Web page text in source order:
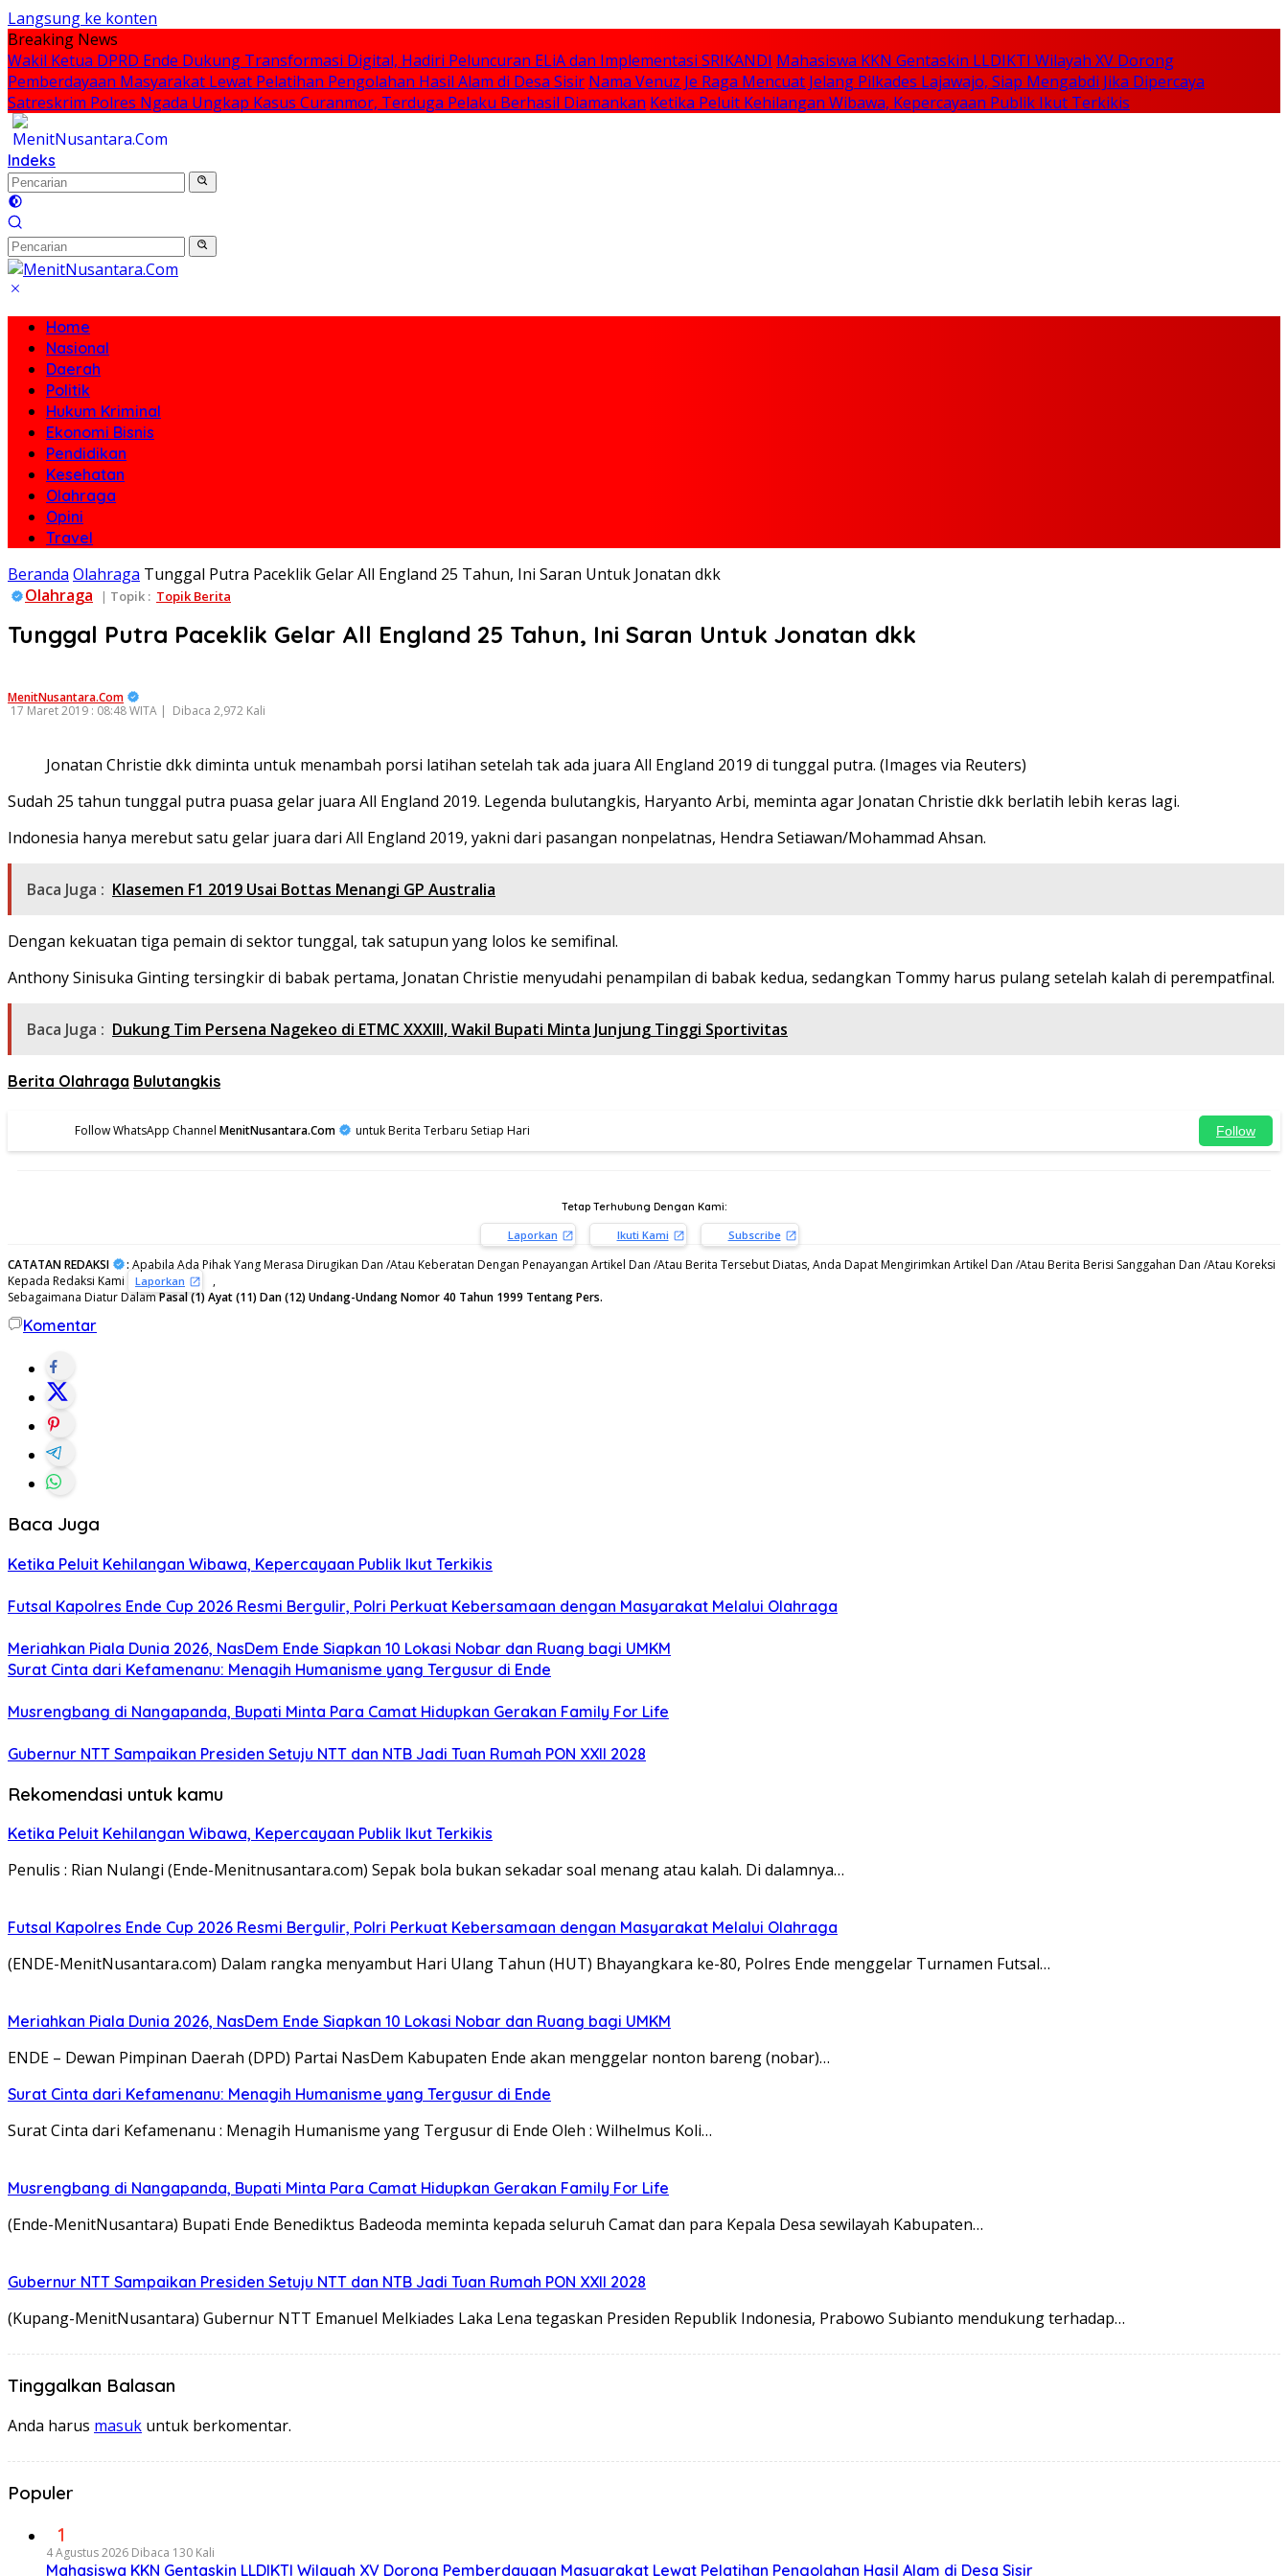
Langsung ke konten
Breaking News
Wakil Ketua DPRD Ende Dukung Transformasi Digital, Hadiri Peluncuran ELiA dan Implementasi SRIKANDI Mahasiswa KKN Gentaskin LLDIKTI Wilayah XV Dorong
Pemberdayaan Masyarakat Lewat Pelatihan Pengolahan Hasil Alam di Desa Sisir Nama Venuz Je Raga Mencuat Jelang Pilkades Lajawajo, Siap Mengabdi Jika Dipercaya
Satreskrim Polres Ngada Ungkap Kasus Curanmor, Terduga Pelaku Berhasil Diamankan Ketika Peluit Kehilangan Wibawa, Kepercayaan Publik Ikut Terkikis
Indeks
Home
Nasional
Daerah
Politik
Hukum Kriminal
Ekonomi Bisnis
Pendidikan
Kesehatan
Olahraga
Opini
Travel
Beranda Olahraga Tunggal Putra Paceklik Gelar All England 25 Tahun, Ini Saran Untuk Jonatan dkk
Olahraga
| Topik : Topik Berita
Tunggal Putra Paceklik Gelar All England 25 Tahun, Ini Saran Untuk Jonatan dkk
MenitNusantara.Com
17 Maret 2019 : 08:48 WITA | Dibaca 2,972 Kali
Jonatan Christie dkk diminta untuk menambah porsi latihan setelah tak ada juara All England 2019 di tunggal putra. (Images via Reuters)
Sudah 25 tahun tunggal putra puasa gelar juara All England 2019. Legenda bulutangkis, Haryanto Arbi, meminta agar Jonatan Christie dkk berlatih lebih keras lagi.
Indonesia hanya merebut satu gelar juara dari All England 2019, yakni dari pasangan nonpelatnas, Hendra Setiawan/Mohammad Ahsan.
Baca Juga : Klasemen F1 2019 Usai Bottas Menangi GP Australia
Dengan kekuatan tiga pemain di sektor tunggal, tak satupun yang lolos ke semifinal.
Anthony Sinisuka Ginting tersingkir di babak pertama, Jonatan Christie menyudahi penampilan di babak kedua, sedangkan Tommy harus pulang setelah kalah di perempatfinal.
Baca Juga : Dukung Tim Persena Nagekeo di ETMC XXXlll, Wakil Bupati Minta Junjung Tinggi Sportivitas
Berita Olahraga Bulutangkis
Follow WhatsApp Channel MenitNusantara.Com untuk Berita Terbaru Setiap Hari Follow
Tetap Terhubung Dengan Kami:
Laporkan Ikuti Kami Subscribe
CATATAN REDAKSI : Apabila Ada Pihak Yang Merasa Dirugikan Dan /Atau Keberatan Dengan Penayangan Artikel Dan /Atau Berita Tersebut Diatas, Anda Dapat Mengirimkan Artikel Dan /Atau Berita Berisi Sanggahan Dan /Atau Koreksi
Kepada Redaksi Kami
Laporkan
,
Sebagaimana Diatur DalamPasal (1) Ayat (11) Dan (12) Undang-Undang Nomor 40 Tahun 1999 Tentang Pers.
Komentar
Baca Juga
Ketika Peluit Kehilangan Wibawa, Kepercayaan Publik Ikut Terkikis
Futsal Kapolres Ende Cup 2026 Resmi Bergulir, Polri Perkuat Kebersamaan dengan Masyarakat Melalui Olahraga
Meriahkan Piala Dunia 2026, NasDem Ende Siapkan 10 Lokasi Nobar dan Ruang bagi UMKM
Surat Cinta dari Kefamenanu: Menagih Humanisme yang Tergusur di Ende
Musrengbang di Nangapanda, Bupati Minta Para Camat Hidupkan Gerakan Family For Life
Gubernur NTT Sampaikan Presiden Setuju NTT dan NTB Jadi Tuan Rumah PON XXll 2028
Rekomendasi untuk kamu
Ketika Peluit Kehilangan Wibawa, Kepercayaan Publik Ikut Terkikis
Penulis : Rian Nulangi (Ende-Menitnusantara.com) Sepak bola bukan sekadar soal menang atau kalah. Di dalamnya…
Futsal Kapolres Ende Cup 2026 Resmi Bergulir, Polri Perkuat Kebersamaan dengan Masyarakat Melalui Olahraga
(ENDE-MenitNusantara.com) Dalam rangka menyambut Hari Ulang Tahun (HUT) Bhayangkara ke-80, Polres Ende menggelar Turnamen Futsal…
Meriahkan Piala Dunia 2026, NasDem Ende Siapkan 10 Lokasi Nobar dan Ruang bagi UMKM
ENDE – Dewan Pimpinan Daerah (DPD) Partai NasDem Kabupaten Ende akan menggelar nonton bareng (nobar)…
Surat Cinta dari Kefamenanu: Menagih Humanisme yang Tergusur di Ende
Surat Cinta dari Kefamenanu : Menagih Humanisme yang Tergusur di Ende Oleh : Wilhelmus Koli…
Musrengbang di Nangapanda, Bupati Minta Para Camat Hidupkan Gerakan Family For Life
(Ende-MenitNusantara) Bupati Ende Benediktus Badeoda meminta kepada seluruh Camat dan para Kepala Desa sewilayah Kabupaten…
Gubernur NTT Sampaikan Presiden Setuju NTT dan NTB Jadi Tuan Rumah PON XXll 2028
(Kupang-MenitNusantara) Gubernur NTT Emanuel Melkiades Laka Lena tegaskan Presiden Republik Indonesia, Prabowo Subianto mendukung terhadap…
Tinggalkan Balasan
Anda harus masuk untuk berkomentar.
Populer
1
4 Agustus 2026 Dibaca 130 Kali
Mahasiswa KKN Gentaskin LLDIKTI Wilayah XV Dorong Pemberdayaan Masyarakat Lewat Pelatihan Pengolahan Hasil Alam di Desa Sisir